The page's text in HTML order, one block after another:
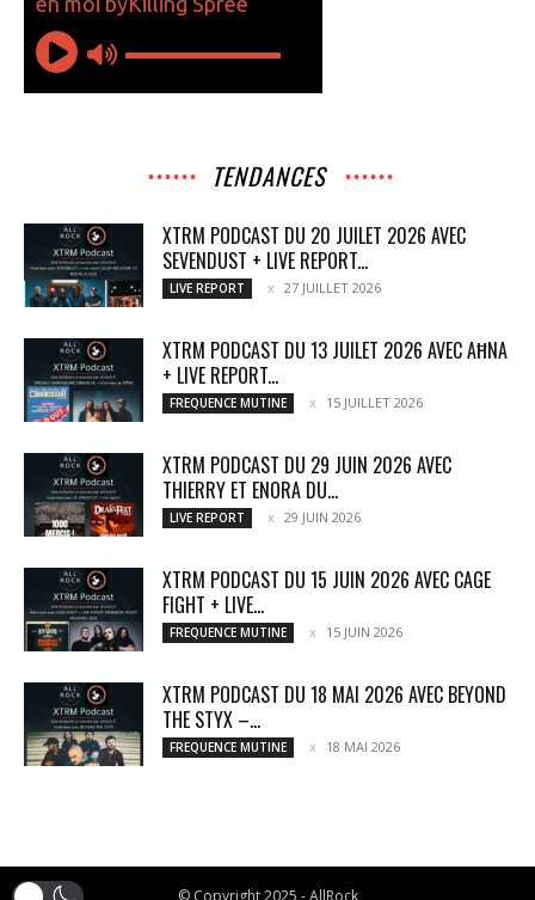
TENDANCES
XTRM PODCAST DU 20 JUILET 2026 AVEC
SEVENDUST + LIVE REPORT...
LIVE REPORT 27 JUILLET 2026
XTRM PODCAST DU 13 JUILET 2026 AVEC AĦNA
+ LIVE REPORT...
FREQUENCE MUTINE 15 JUILLET 2026
XTRM PODCAST DU 29 JUIN 2026 AVEC
THIERRY ET ENORA DU...
LIVE REPORT 29 JUIN 2026
XTRM PODCAST DU 15 JUIN 2026 AVEC CAGE
FIGHT + LIVE...
FREQUENCE MUTINE 15 JUIN 2026
XTRM PODCAST DU 18 MAI 2026 AVEC BEYOND
THE STYX –...
FREQUENCE MUTINE 18 MAI 2026
© Copyright 2025 - AllRock